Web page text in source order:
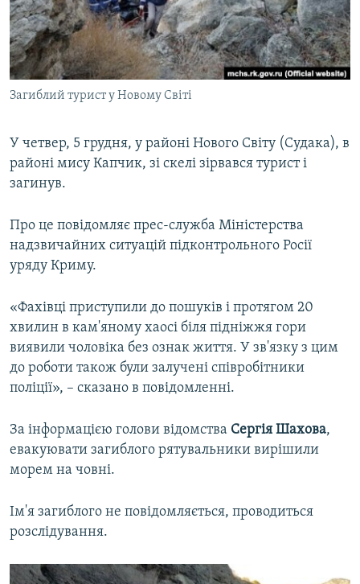
ВІДЕОУРОКИ «ELIFBE»
СВІДЧЕННЯ ОКУПАЦІЇ
УКРАЇНСЬКА ПРОБЛЕМА КРИМУ
ІНФОГРАФІКА
Русский
Qırımtatar
ДОЛУЧАЙСЯ!
Усі сайти RFE/RL
Загиблий турист у Новому Світі
У четвер, 5 грудня, у районі Нового Світу (Судака), в
районі мису Капчик, зі скелі зірвався турист і
загинув.
Про це повідомляє прес-служба Міністерства
надзвичайних ситуацій підконтрольного Росії
уряду Криму.
«Фахівці приступили до пошуків і протягом 20
хвилин в кам'яному хаосі біля підніжжя гори
виявили чоловіка без ознак життя. У зв'язку з цим
до роботи також були залучені співробітники
поліції», – сказано в повідомленні.
За інформацією голови відомства Сергія Шахова,
евакуювати загиблого рятувальники вирішили
морем на човні.
Ім'я загиблого не повідомляється, проводиться
розслідування.